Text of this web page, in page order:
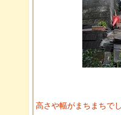
高さや幅がまちまちで